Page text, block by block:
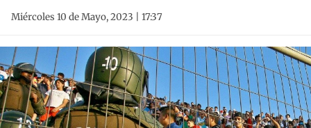
Miércoles 10 de Mayo, 2023 | 17:37